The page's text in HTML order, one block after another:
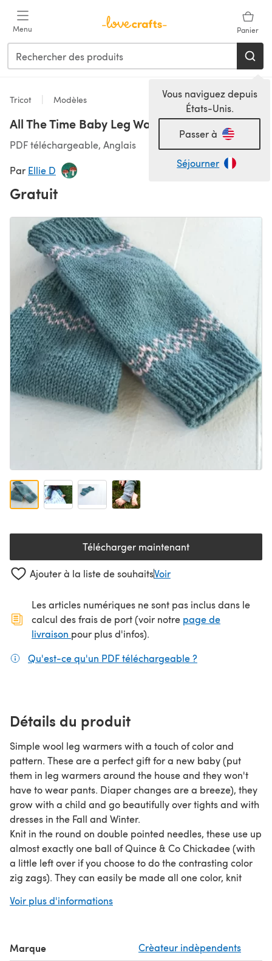
Menu Panier
Vous naviguez depuis
États-Unis.
Passer à
Séjourner
Tricot Modèles
All The Time Baby Leg Warmers
PDF téléchargeable, Anglais
Par Ellie D
Gratuit
Télécharger maintenant(s'ouvre dans un nouvel
Ajouter à la liste de souhaitsVoir
Les articles numériques ne sont pas inclus dans le
calcul des frais de port (voir notre page de
livraison (s'ouvre dans un nouvel onglet)
pour plus d'infos).
Qu'est-ce qu'un PDF téléchargeable ?
Détails du produit
Simple wool leg warmers with a touch of color and
pattern. These are a perfect gift for a new baby (put
them in leg warmers around the house and they won't
have to wear pants. Diaper changes are a breeze), they
grow with a child and go beautifully over tights and with
dresses in the Fall and Winter.
Knit in the round on double pointed needles, these use up
almost exactly one ball of Quince & Co Chickadee (with
a little left over if you choose to do the contrasting color
zig zags). They can easily be made all one color, knit
(just buy your yarn accordingly).
circumference of about 7.5 inches at the widest part.
Voir plus d'informations
Marque Crèateur indèpendents